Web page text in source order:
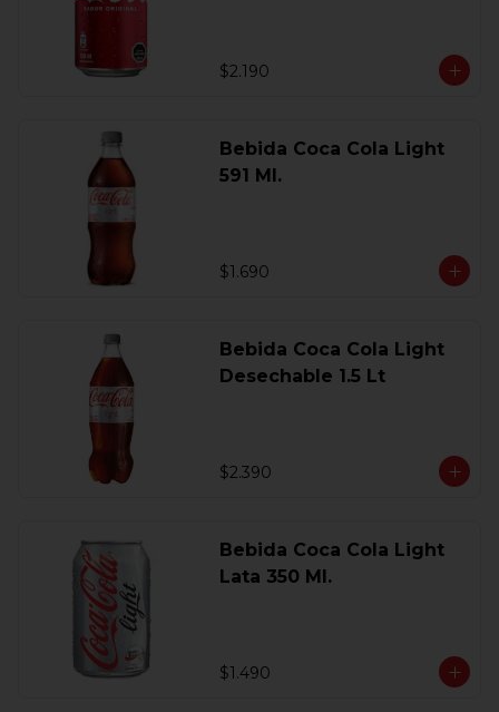
$2.190
Bebida Coca Cola Light
591 Ml.
$1.690
Bebida Coca Cola Light
Desechable 1.5 Lt
$2.390
Bebida Coca Cola Light
Lata 350 Ml.
$1.490